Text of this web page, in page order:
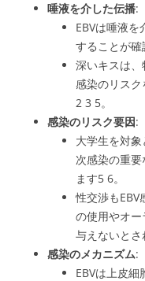
唾液を介した伝播:
EBVは唾液
することが
深いキスは
感染のリス
2 3 5。
感染のリスク要因:
大学生を対
次感染の重
ます5 6。
性交渉もEBV
の使用やオ
与えないとさ
感染のメカニズム:
EBVは上皮